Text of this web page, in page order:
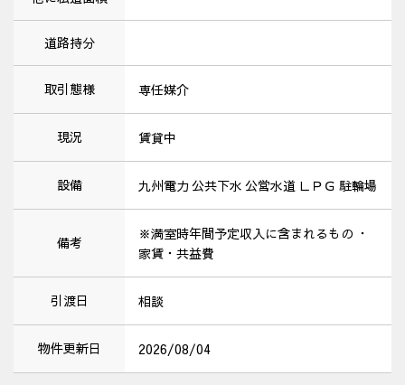
道路持分
取引態様 専任媒介
現況 賃貸中
設備 九州電力 公共下水 公営水道 ＬＰＧ 駐輪場
備考
※満室時年間予定収入に含まれるもの ・
家賃・共益費
引渡日 相談
物件更新日 2026/08/04